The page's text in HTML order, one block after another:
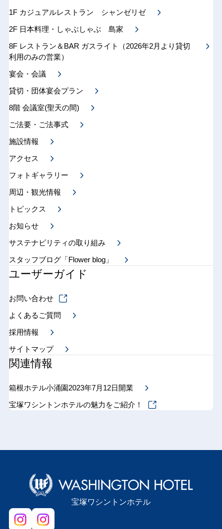
1F カジュアルレストラン シャンゼリゼ
2F 日本料理・しゃぶしゃぶ 島家
8F レストラン＆BAR ガスライト（2026年2月より貸切
利用のみの営業）
宴会・会議
貸切・団体宴会プラン
8階 会議室(聖天の間)
ご法要・ご法事式
施設情報
アクセス
フォトギャラリー
周辺・観光情報
トピックス
お知らせ
サステナビリティの取り組み
スタッフブログ「Flower blog」
ユーザーガイド
お問い合わせ
よくあるご質問
採用情報
サイトマップ
関連情報
箱根ホテル小涌園2023年7月12日開業
宝塚ワシントンホテルの魅力をご紹介！
宝塚ワシントンホテル